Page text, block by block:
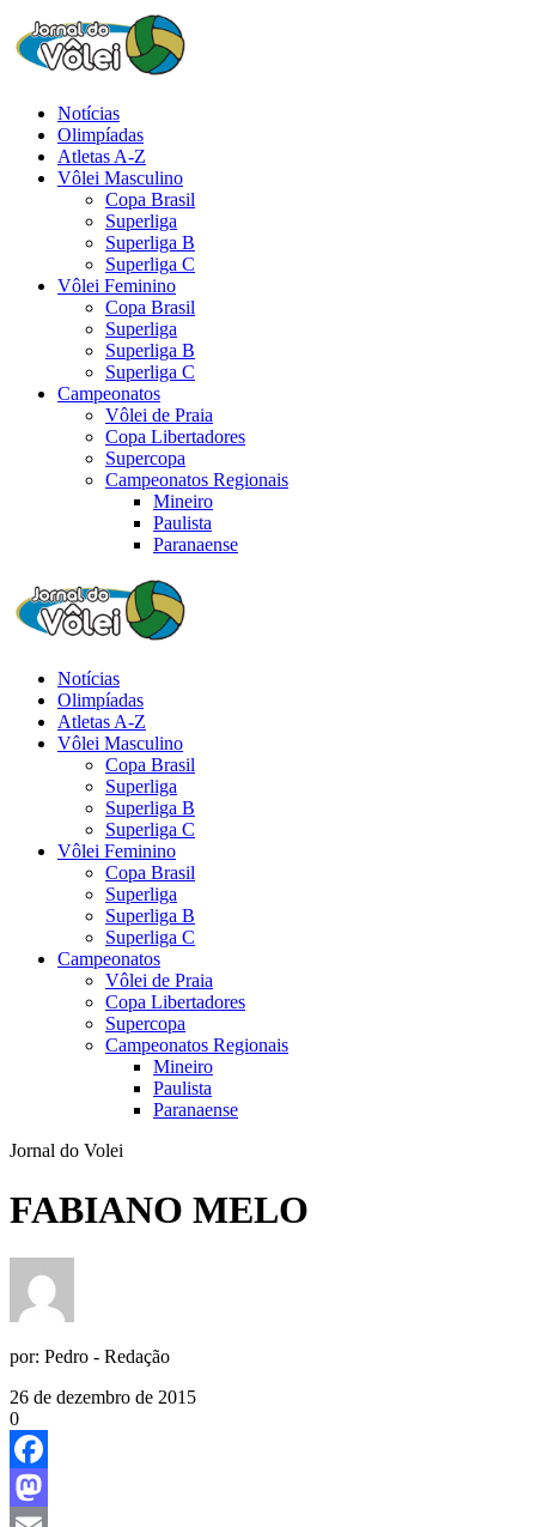
Notícias
Olimpíadas
Atletas A-Z
Vôlei Masculino
Copa Brasil
Superliga
Superliga B
Superliga C
Vôlei Feminino
Copa Brasil
Superliga
Superliga B
Superliga C
Campeonatos
Vôlei de Praia
Copa Libertadores
Supercopa
Campeonatos Regionais
Mineiro
Paulista
Paranaense
Notícias
Olimpíadas
Atletas A-Z
Vôlei Masculino
Copa Brasil
Superliga
Superliga B
Superliga C
Vôlei Feminino
Copa Brasil
Superliga
Superliga B
Superliga C
Campeonatos
Vôlei de Praia
Copa Libertadores
Supercopa
Campeonatos Regionais
Mineiro
Paulista
Paranaense
Jornal do Volei
FABIANO MELO
por: Pedro - Redação
26 de dezembro de 2015
0
Facebook